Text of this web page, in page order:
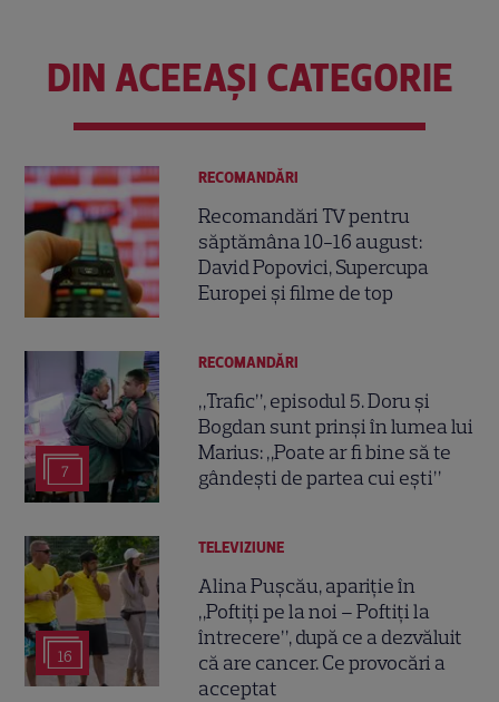
DIN ACEEAȘI CATEGORIE
RECOMANDĂRI
Recomandări TV pentru
săptămâna 10-16 august:
David Popovici, Supercupa
Europei și filme de top
7
RECOMANDĂRI
„Trafic”, episodul 5. Doru și
Bogdan sunt prinși în lumea lui
Marius: „Poate ar fi bine să te
gândești de partea cui ești”
16
TELEVIZIUNE
Alina Pușcău, apariție în
„Poftiți pe la noi – Poftiți la
întrecere”, după ce a dezvăluit
că are cancer. Ce provocări a
acceptat